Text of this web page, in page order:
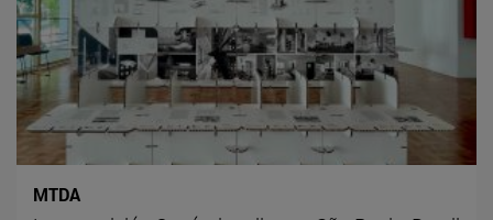
MTDA